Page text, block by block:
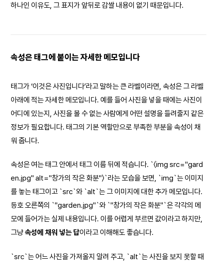
하나인 이유도, 그 표지가 앞뒤로 감쌀 내용이 없기 때문입니다.
속성은 태그에 붙이는 자세한 메모입니다
태그가 ‘이것은 사진입니다’라고 말하는 큰 라벨이라면, 속성은 그 라벨
아래에 적는 자세한 메모입니다. 예를 들어 사진을 넣을 때에는 사진이
어디에 있는지, 사진을 볼 수 없는 사람에게 어떤 설명을 들려줄지 같은
정보가 필요합니다. 태그의 기본 역할만으로 부족한 부분을 속성이 채
워 줍니다.
속성은 여는 태그 안에서 태그 이름 뒤에 적습니다. `〈img src="gard
en.jpg" alt="창가의 작은 화분"〉`라는 모습을 보면, `img`는 이미지
를 놓는 태그이고 `src`와 `alt`는 그 이미지에 대한 추가 메모입니다.
등호 오른쪽의 `"garden.jpg"`와 `"창가의 작은 화분"`은 각각의 메
모에 들어가는 실제 내용입니다. 이를 어렵게 부르면 값이라고 하지만,
그냥속성에 채워 넣는 답이라고 이해해도 좋습니다.
`src`는 어느 사진을 가져올지 알려 주고, `alt`는 사진을 보지 못할 때